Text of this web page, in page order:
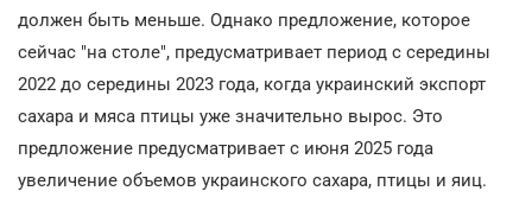
должен быть меньше. Однако предложение, которое
сейчас "на столе", предусматривает период с середины
2022 до середины 2023 года, когда украинский экспорт
сахара и мяса птицы уже значительно вырос. Это
предложение предусматривает с июня 2025 года
увеличение объемов украинского сахара, птицы и яиц.